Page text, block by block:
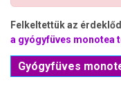
Felkeltettük az
a gyógyfüves monotea
Gyógyfüves